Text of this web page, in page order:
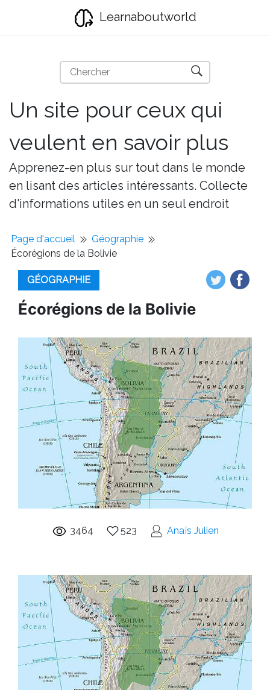
Learnaboutworld
Un site pour ceux qui
veulent en savoir plus
Apprenez-en plus sur tout dans le monde
en lisant des articles intéressants. Collecte
d'informations utiles en un seul endroit
Page d'accueil
Géographie
Écorégions de la Bolivie
GÉOGRAPHIE
Écorégions de la Bolivie
3464 523 Anaïs Julien